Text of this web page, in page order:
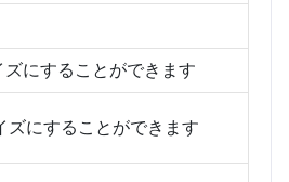
にすることができます
にすることができます